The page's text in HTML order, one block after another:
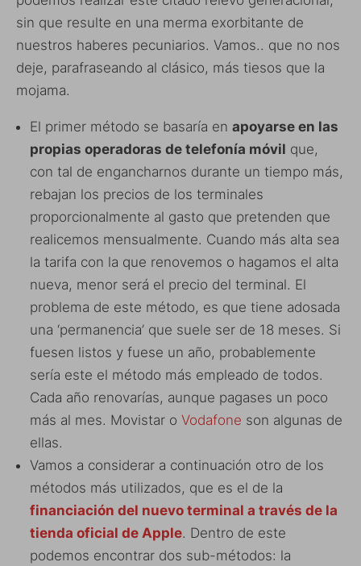
sin que resulte en una merma exorbitante de
nuestros haberes pecuniarios. Vamos.. que no nos
deje, parafraseando al clásico, más tiesos que la
mojama.
El primer método se basaría en apoyarse en las
propias operadoras de telefonía móvil que,
con tal de engancharnos durante un tiempo más,
rebajan los precios de los terminales
proporcionalmente al gasto que pretenden que
realicemos mensualmente. Cuando más alta sea
la tarifa con la que renovemos o hagamos el alta
nueva, menor será el precio del terminal. El
problema de este método, es que tiene adosada
una ‘permanencia’ que suele ser de 18 meses. Si
fuesen listos y fuese un año, probablemente
sería este el método más empleado de todos.
Cada año renovarías, aunque pagases un poco
más al mes. Movistar o Vodafone son algunas de
ellas.
Vamos a considerar a continuación otro de los
métodos más utilizados, que es el de la
financiación del nuevo terminal a través de la
tienda oficial de Apple. Dentro de este
podemos encontrar dos sub-métodos: la